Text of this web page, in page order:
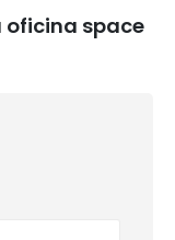
oficina space